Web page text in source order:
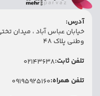
آدرس:
خیابان عباس آباد ، میدان
وطنی پلاک 48
تلفن ثابت:02143638
تلفن همراه:09195925160